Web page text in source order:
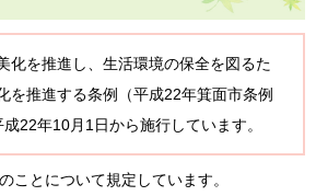
化を推進し、生活環境の保全を図るた
を推進する条例（平成22年箕面市条例
22年10月1日から施行しています。
ことについて規定しています。